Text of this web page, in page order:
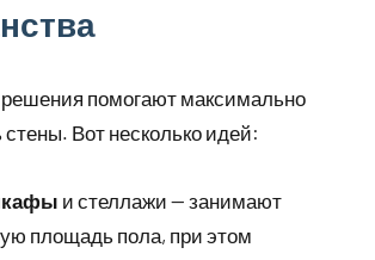
помогают максимально
стены. Вот несколько идей:
и стеллажи — занимают
площадь пола, при этом